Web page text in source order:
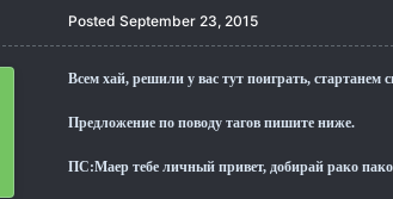
Posted September 23, 2015
Всем хай, решили у вас тут поиграть, стартанем
Предложение по поводу тагов пишите ниже.
ПС:Маер тебе личный привет, добирай рако